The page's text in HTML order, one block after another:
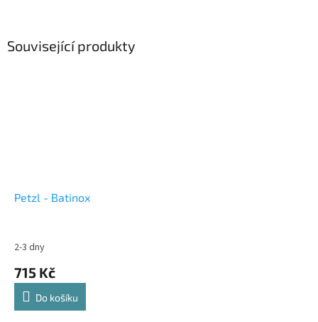
Související produkty
Petzl - Batinox
2-3 dny
715 Kč
Do košíku